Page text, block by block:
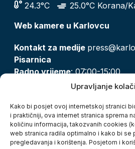
Upravljanje
Kako bi posjet ovoj internetskoj stranici
i praktičniji, ova internet stranica sprema
količinu informacija, takozvanih cookies
web stranica radila optimalno i kako bi se
pregledavanja i korištenja. Posjetom i
24.3°C
25.0°C Korana/
Web kamere u Karlovcu
Kontakt za medije
Pisarnica
Radno vrijeme: 07:00-15:00
pisarnica@karlovac.hr
Zaštita osobnih podataka
Pristup informacijama